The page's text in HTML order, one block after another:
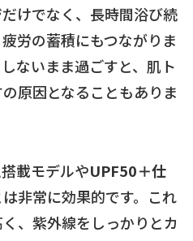
けでなく、長時間浴び続
労の蓄積にもつながりま
ないまま過ごすと、肌ト
原因となることもありま
載モデルやUPF50＋仕
非常に効果的です。これ
、紫外線をしっかりとカ